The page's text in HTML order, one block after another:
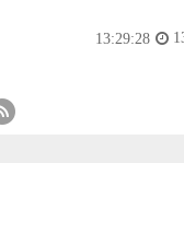
13:29:28